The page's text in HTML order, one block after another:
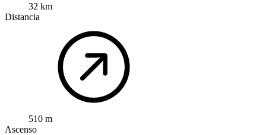
32 km
Distancia
510 m
Ascenso